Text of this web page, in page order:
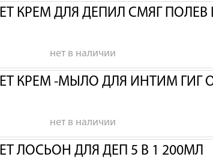
КРЕМ ДЛЯ ДЕПИЛ СМЯГ ПОЛЕВ
нет в наличии
КРЕМ -МЫЛО ДЛЯ ИНТИМ ГИГ
нет в наличии
ЛОСЬОН ДЛЯ ДЕП 5 В 1 200МЛ